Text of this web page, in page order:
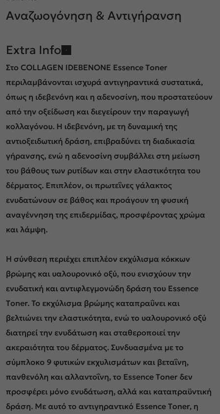
Αναζωογόνηση & Αντιγήρανση
Extra Info
Στο COLLAGEN IDEBENONE Εssence Τoner
περιλαμβάνονται ισχυρά αντιγηραντικά συστατικά,
όπως η ιδεβενόνη και η αδενοσίνη, που προστατεύουν
από την οξείδωση και διεγείρουν την παραγωγή
κολλαγόνου. Η ιδεβενόνη, με τη δυναμική της
αντιοξειδωτική δράση, επιβραδύνει τη διαδικασία
γήρανσης, ενώ η αδενοσίνη συμβάλλει στη μείωση
του βάθους των ρυτίδων και στην ελαστικότητα του
δέρματος. Επιπλέον, οι πρωτεΐνες γάλακτος
ενυδατώνουν σε βάθος και προάγουν τη φυσική
αναγέννηση της επιδερμίδας, προσφέροντας χρώμα
και λάμψη.
Η σύνθεση περιέχει επιπλέον εκχύλισμα κόκκων
βρώμης και υαλουρονικό οξύ, που ενισχύουν την
ενυδατική και αντιφλεγμονώδη δράση του Εssence
Τoner. Το εκχύλισμα βρώμης καταπραΰνει και
βελτιώνει την ελαστικότητα, ενώ το υαλουρονικό οξύ
διατηρεί την ενυδάτωση και σταθεροποιεί την
ακεραιότητα του δέρματος. Συνδυασμένα με το
σύμπλοκο 9 φυτικών εκχυλισμάτων και βεταΐνη,
πανθενόλη και αλλαντοΐνη, το Εssence Τoner δεν
προσφέρει μόνο ενυδάτωση, αλλά και καταπραϋντική
δράση. Με αυτό το αντιγηραντικό Εssence Τoner, η